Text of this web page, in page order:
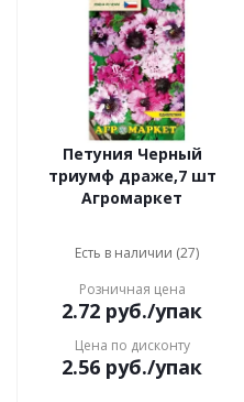
Петуния Черный
триумф драже,7 шт
Агромаркет
Есть в наличии (27)
Розничная цена
2.72 руб./упак
Цена по дисконту
2.56 руб./упак